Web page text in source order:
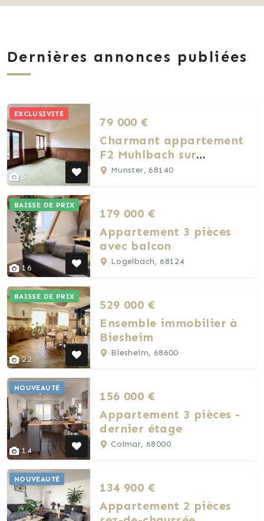
Dernières annonces publiées
5
EXCLUSIVITÉ
79 000 €
Charmant appartement
F2 Muhlbach sur
Munster
Munster, 68140
16
BAISSE DE PRIX
179 000 €
Appartement 3 pièces
avec balcon
Logelbach, 68124
22
BAISSE DE PRIX
529 000 €
Ensemble immobilier à
Biesheim
Biesheim, 68600
14
NOUVEAUTÉ
156 000 €
Appartement 3 pièces -
dernier étage
Colmar, 68000
NOUVEAUTÉ
134 900 €
Appartement 2 pièces